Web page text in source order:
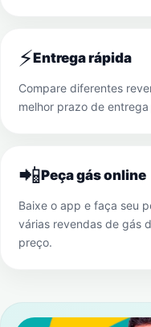
⚡Entrega rápida
Compare diferentes
melhor prazo de
📲Peça gás online
Baixe o app e faça seu
várias revendas de gás
preço.